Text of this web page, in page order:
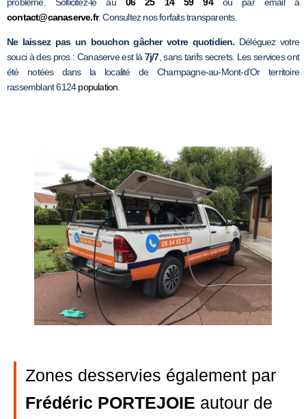
contact@canaserve.fr. Consultez nos forfaits transparents.
Ne laissez pas un bouchon gâcher votre quotidien. Déléguez votre
souci à des pros : Canaserve est là 7j/7, sans tarifs secrets. Les services ont
été notées dans la localité de Champagne-au-Mont-d’Or territoire
rassemblant 6124population
Zones desservies également par
Frédéric PORTEJOIE autour de